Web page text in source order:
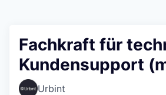
Fachkraft für
Kundensupport
Urbint